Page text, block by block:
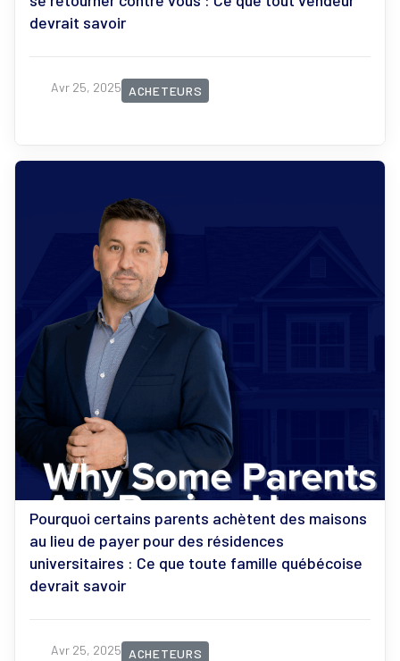
devrait savoir
Avr 25, 2025 ACHETEURS
Pourquoi certains parents achètent des maisons
au lieu de payer pour des résidences
universitaires : Ce que toute famille québécoise
devrait savoir
Avr 25, 2025 ACHETEURS